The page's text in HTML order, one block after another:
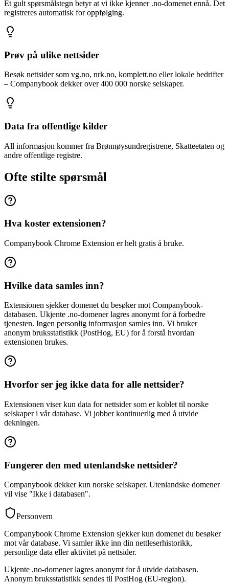
Et gult spørsmålstegn betyr at vi ikke kjenner .no-domenet ennå. Det
registreres automatisk for oppfølging.
Prøv på ulike nettsider
Besøk nettsider som vg.no, nrk.no, komplett.no eller lokale bedrifter
– Companybook dekker over 400 000 norske selskaper.
Data fra offentlige kilder
All informasjon kommer fra Brønnøysundregistrene, Skatteetaten og
andre offentlige registre.
Ofte stilte spørsmål
Hva koster extensionen?
Companybook Chrome Extension er helt gratis å bruke.
Hvilke data samles inn?
Extensionen sjekker domenet du besøker mot Companybook-
databasen. Ukjente .no-domener lagres anonymt for å forbedre
tjenesten. Ingen personlig informasjon samles inn. Vi bruker
anonym bruksstatistikk (PostHog, EU) for å forstå hvordan
extensionen brukes.
Hvorfor ser jeg ikke data for alle nettsider?
Extensionen viser kun data for nettsider som er koblet til norske
selskaper i vår database. Vi jobber kontinuerlig med å utvide
dekningen.
Fungerer den med utenlandske nettsider?
Companybook dekker kun norske selskaper. Utenlandske domener
vil vise "Ikke i databasen".
Personvern
Companybook Chrome Extension sjekker kun domenet du besøker
mot vår database. Vi samler ikke inn din nettleserhistorikk,
personlige data eller aktivitet på nettsider.
Ukjente .no-domener lagres anonymt for å utvide databasen.
Anonym bruksstatistikk sendes til PostHog (EU-region).